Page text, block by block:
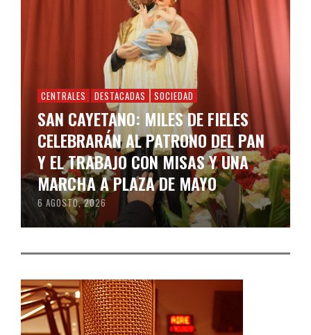
CENTRALES DESTACADAS SOCIEDAD
SAN CAYETANO: MILES DE FIELES
CELEBRARÁN AL PATRONO DEL PAN
Y EL TRABAJO CON MISAS Y UNA
MARCHA A PLAZA DE MAYO
6 AGOSTO, 2026